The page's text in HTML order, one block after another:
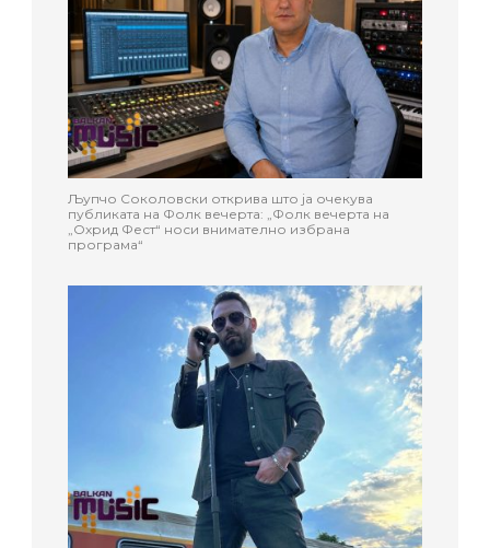
Љупчо Соколовски открива што ја очекува
публиката на Фолк вечерта: „Фолк вечерта на
„Охрид Фест“ носи внимателно избрана
програма“